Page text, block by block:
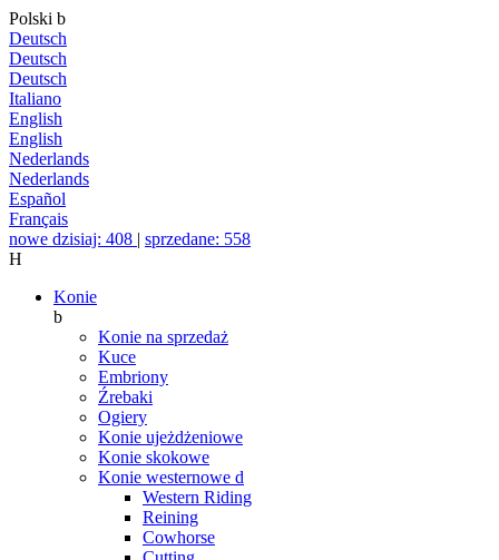
Polski b
Deutsch
Deutsch
Deutsch
Italiano
English
English
Nederlands
Nederlands
Español
Français
nowe dzisiaj: 408 | sprzedane: 558
H
Konie
b
Konie na sprzedaż
Kuce
Embriony
Źrebaki
Ogiery
Konie ujeżdżeniowe
Konie skokowe
Konie westernowe d
Western Riding
Reining
Cowhorse